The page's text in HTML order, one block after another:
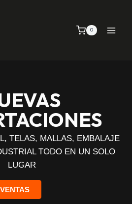
0
TELAS, MALLAS, EMBALAJE
TODO EN UN SOLO
LUGAR